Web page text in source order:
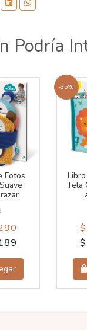
Podría
Fotos
-35%
Tela